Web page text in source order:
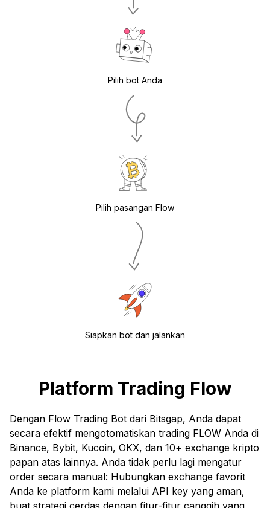
Pilih bot Anda
Pilih pasangan Flow
Siapkan bot dan jalankan
Platform Trading Flow
Dengan Flow Trading Bot dari Bitsgap, Anda dapat
secara efektif mengotomatiskan trading FLOW Anda di
Binance, Bybit, Kucoin, OKX, dan 10+ exchange kripto
papan atas lainnya. Anda tidak perlu lagi mengatur
order secara manual: Hubungkan exchange favorit
Anda ke platform kami melalui API key yang aman,
buat strategi cerdas dengan fitur-fitur canggih yang